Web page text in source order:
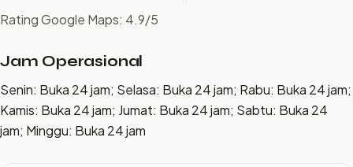
Rating Google Maps: 4.9/5
Jam Operasional
Senin: Buka 24 jam; Selasa: Buka 24 jam; Rabu: Buka 24 jam;
Kamis: Buka 24 jam; Jumat: Buka 24 jam; Sabtu: Buka 24
jam; Minggu: Buka 24 jam